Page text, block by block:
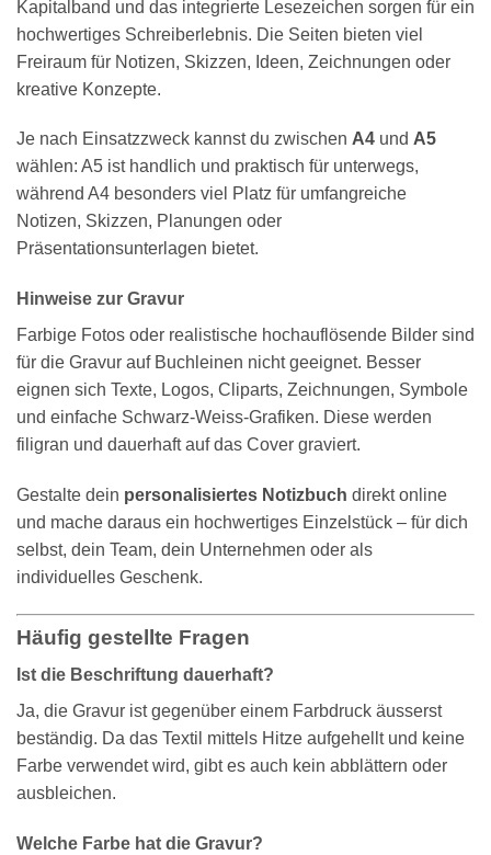
Kapitalband und das integrierte Lesezeichen sorgen für ein
hochwertiges Schreiberlebnis. Die Seiten bieten viel
Freiraum für Notizen, Skizzen, Ideen, Zeichnungen oder
kreative Konzepte.
Je nach Einsatzzweck kannst du zwischen A4 und A5
wählen: A5 ist handlich und praktisch für unterwegs,
während A4 besonders viel Platz für umfangreiche
Notizen, Skizzen, Planungen oder
Präsentationsunterlagen bietet.
Hinweise zur Gravur
Farbige Fotos oder realistische hochauflösende Bilder sind
für die Gravur auf Buchleinen nicht geeignet. Besser
eignen sich Texte, Logos, Cliparts, Zeichnungen, Symbole
und einfache Schwarz-Weiss-Grafiken. Diese werden
filigran und dauerhaft auf das Cover graviert.
Gestalte dein personalisiertes Notizbuch direkt online
und mache daraus ein hochwertiges Einzelstück – für dich
selbst, dein Team, dein Unternehmen oder als
individuelles Geschenk.
Häufig gestellte Fragen
Ist die Beschriftung dauerhaft?
Ja, die Gravur ist gegenüber einem Farbdruck äusserst
beständig. Da das Textil mittels Hitze aufgehellt und keine
Farbe verwendet wird, gibt es auch kein abblättern oder
ausbleichen.
Welche Farbe hat die Gravur?